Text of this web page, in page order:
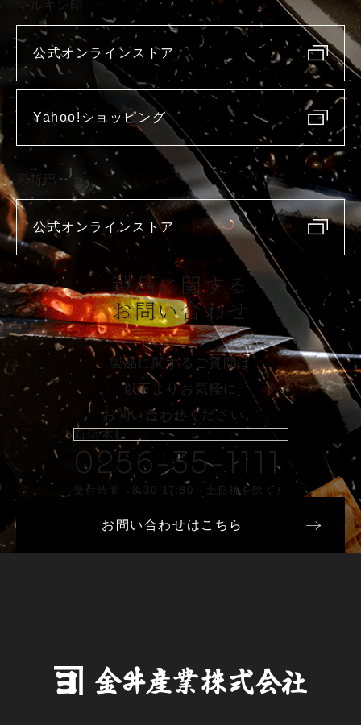
マルキン印
公式オンラインストア
Yahoo!ショッピング
庖斬巴
公式オンラインストア
製品に関する
お問い合わせ
製品に関するご質問は
以下よりお気軽に
お問い合わせください。
新潟本社
0256-35-1111
受付時間 8:30-17:30（土日祝を除く）
お問い合わせはこちら